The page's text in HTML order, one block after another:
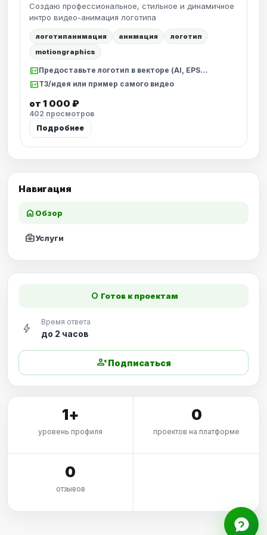
Навигация
home Обзор
business_centerУслуги
Создаю профессиональное, стильное и динамичное
интро видео-анимация логотипа
логотипанимация анимация
логотип
motiongraphics
fact_checkПредоставьте логотип в векторе (AI, EPS…
fact_checkТЗ/идея или пример самого видео
от 1 000 ₽
402 просмотров
Подробнее
fiber_manual_record Готов к проектам
bolt Время ответа
до 2 часов
person_addПодписаться
1+
уровень профиля
0
проектов на платформе
0
отзывов